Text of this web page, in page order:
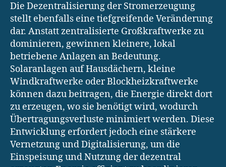
Die Dezentralisierung der Stromerzeugung
stellt ebenfalls eine tiefgreifende Veränderung
dar. Anstatt zentralisierte Großkraftwerke zu
dominieren, gewinnen kleinere, lokal
betriebene Anlagen an Bedeutung.
Solaranlagen auf Hausdächern, kleine
Windkraftwerke oder Blockheizkraftwerke
können dazu beitragen, die Energie direkt dort
zu erzeugen, wo sie benötigt wird, wodurch
Übertragungsverluste minimiert werden. Diese
Entwicklung erfordert jedoch eine stärkere
Vernetzung und Digitalisierung, um die
Einspeisung und Nutzung der dezentral